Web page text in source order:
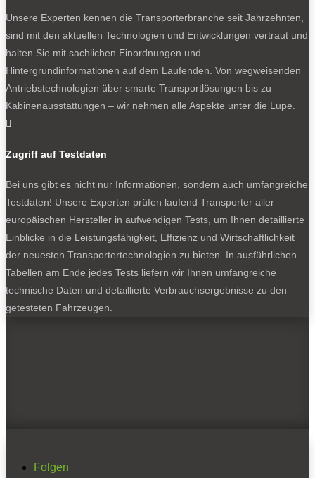
Unsere Experten kennen die Transporterbranche seit Jahrzehnten,
sind mit den aktuellen Technologien und Entwicklungen vertraut und
halten Sie mit sachlichen Einordnungen und
Hintergrundinformationen auf dem Laufenden. Von wegweisenden
Antriebstechnologien über smarte Transportlösungen bis zu
Kabinenausstattungen – wir nehmen alle Aspekte unter die Lupe.

Zugriff auf Testdaten
Bei uns gibt es nicht nur Informationen, sondern auch umfangreiche
Testdaten! Unsere Experten prüfen laufend Transporter aller
europäischen Hersteller in aufwendigen Tests, um Ihnen detaillierte
Einblicke in die Leistungsfähigkeit, Effizienz und Wirtschaftlichkeit
der neuesten Transportertechnologien zu bieten. In ausführlichen
Tabellen am Ende jedes Tests liefern wir Ihnen umfangreiche
technische Daten und detaillierte Verbrauchsergebnisse zu den
getesteten Fahrzeugen.
Folgen